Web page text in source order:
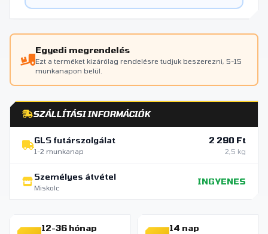
Egyedi megrendelés
Ezt a terméket kizárólag rendelésre tudjuk beszerezni, 5-15
munkanapon belül.
SZÁLLÍTÁSI INFORMÁCIÓK
GLS futárszolgálat
1-2 munkanap
2 290 Ft
2,5 kg
Személyes átvétel
Miskolc
INGYENES
12-36 hónap
14 nap